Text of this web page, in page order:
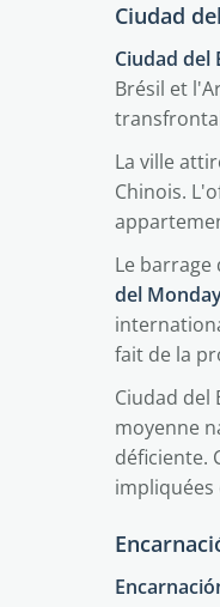
Ciudad
Ciudad del
Brésil et
La ville
Chinois.
Le barrage
del
fait de la
Ciudad del
moyenne
déficiente.
impliquées